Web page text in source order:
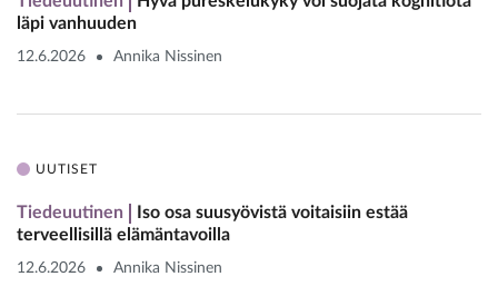
läpi vanhuuden
12.6.2026 Annika Nissinen
UUTISET
Tiedeuutinen
Iso osa suusyövistä voitaisiin estää
terveellisillä elämäntavoilla
12.6.2026 Annika Nissinen